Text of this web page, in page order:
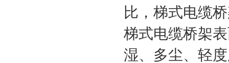
比，梯式电缆
梯式电缆桥架
湿、多尘、轻